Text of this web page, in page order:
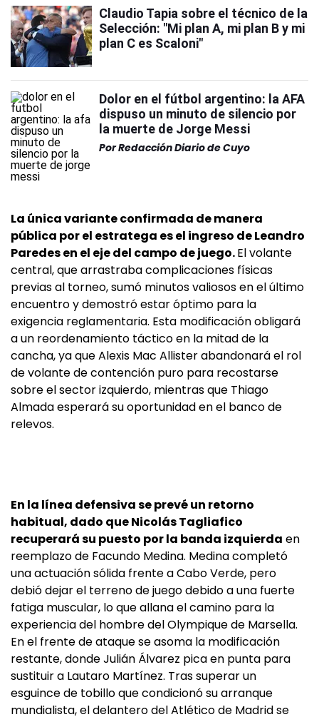
Claudio Tapia sobre el técnico de la
Selección: "Mi plan A, mi plan B y mi
plan C es Scaloni"
Dolor en el fútbol argentino: la AFA
dispuso un minuto de silencio por
la muerte de Jorge Messi
PorRedacción Diario de Cuyo
La única variante confirmada de manera
pública por el estratega es el ingreso de Leandro
Paredes en el eje del campo de juego.El volante
central, que arrastraba complicaciones físicas
previas al torneo, sumó minutos valiosos en el último
encuentro y demostró estar óptimo para la
exigencia reglamentaria. Esta modificación obligará
a un reordenamiento táctico en la mitad de la
cancha, ya que Alexis Mac Allister abandonará el rol
de volante de contención puro para recostarse
sobre el sector izquierdo, mientras que Thiago
Almada esperará su oportunidad en el banco de
relevos.
En la línea defensiva se prevé un retorno
habitual, dado que Nicolás Tagliafico
recuperará su puesto por la banda izquierda en
reemplazo de Facundo Medina. Medina completó
una actuación sólida frente a Cabo Verde, pero
debió dejar el terreno de juego debido a una fuerte
fatiga muscular, lo que allana el camino para la
experiencia del hombre del Olympique de Marsella.
En el frente de ataque se asoma la modificación
restante, donde Julián Álvarez pica en punta para
sustituir a Lautaro Martínez. Tras superar un
esguince de tobillo que condicionó su arranque
mundialista, el delantero del Atlético de Madrid se